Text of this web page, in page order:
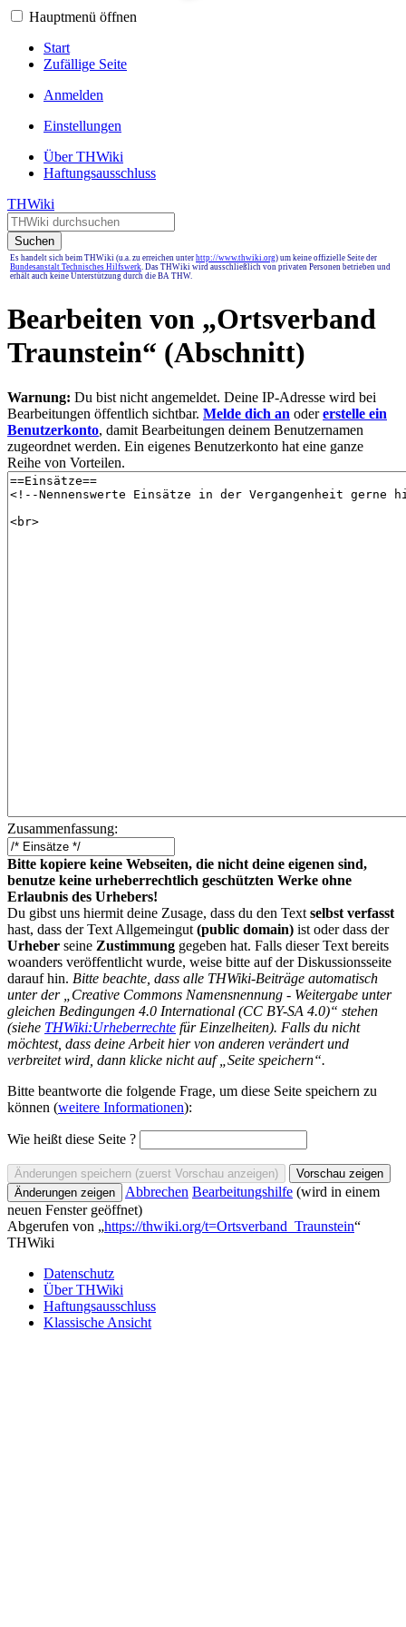
Hauptmenü öffnen
Start
Zufällige Seite
Anmelden
Einstellungen
Über THWiki
Haftungsausschluss
THWiki
Suchen
Es handelt sich beim THWiki (u.a. zu erreichen unter http://www.thwiki.org) um keine offizielle Seite der
Bundesanstalt Technisches Hilfswerk. Das THWiki wird ausschließlich von privaten Personen betrieben und
erhält auch keine Unterstützung durch die BA THW.
Bearbeiten von „Ortsverband
Traunstein“ (Abschnitt)
Warnung: Du bist nicht angemeldet. Deine IP-Adresse wird bei
Bearbeitungen öffentlich sichtbar. Melde dich an odererstelle ein
Benutzerkonto, damit Bearbeitungen deinem Benutzernamen
zugeordnet werden. Ein eigenes Benutzerkonto hat eine ganze
Reihe von Vorteilen.
Zusammenfassung:
Bitte kopiere keine Webseiten, die nicht deine eigenen sind,
benutze keine urheberrechtlich geschützten Werke ohne
Erlaubnis des Urhebers!
Du gibst uns hiermit deine Zusage, dass du den Text selbst verfasst
hast, dass der Text Allgemeingut (public domain) ist oder dass der
Urheber seine Zustimmung gegeben hat. Falls dieser Text bereits
woanders veröffentlicht wurde, weise bitte auf der Diskussionsseite
darauf hin. Bitte beachte, dass alle THWiki-Beiträge automatisch
unter der „Creative Commons Namensnennung - Weitergabe unter
gleichen Bedingungen 4.0 International (CC BY-SA 4.0)“ stehen
(siehe THWiki:Urheberrechte für Einzelheiten). Falls du nicht
möchtest, dass deine Arbeit hier von anderen verändert und
verbreitet wird, dann klicke nicht auf „Seite speichern“.
Bitte beantworte die folgende Frage, um diese Seite speichern zu
können (weitere Informationen):
Wie heißt diese Seite ?
Abbrechen Bearbeitungshilfe (wird in einem
neuen Fenster geöffnet)
Abgerufen von „https://thwiki.org/t=Ortsverband_Traunstein“
THWiki
Datenschutz
Über THWiki
Haftungsausschluss
Klassische Ansicht